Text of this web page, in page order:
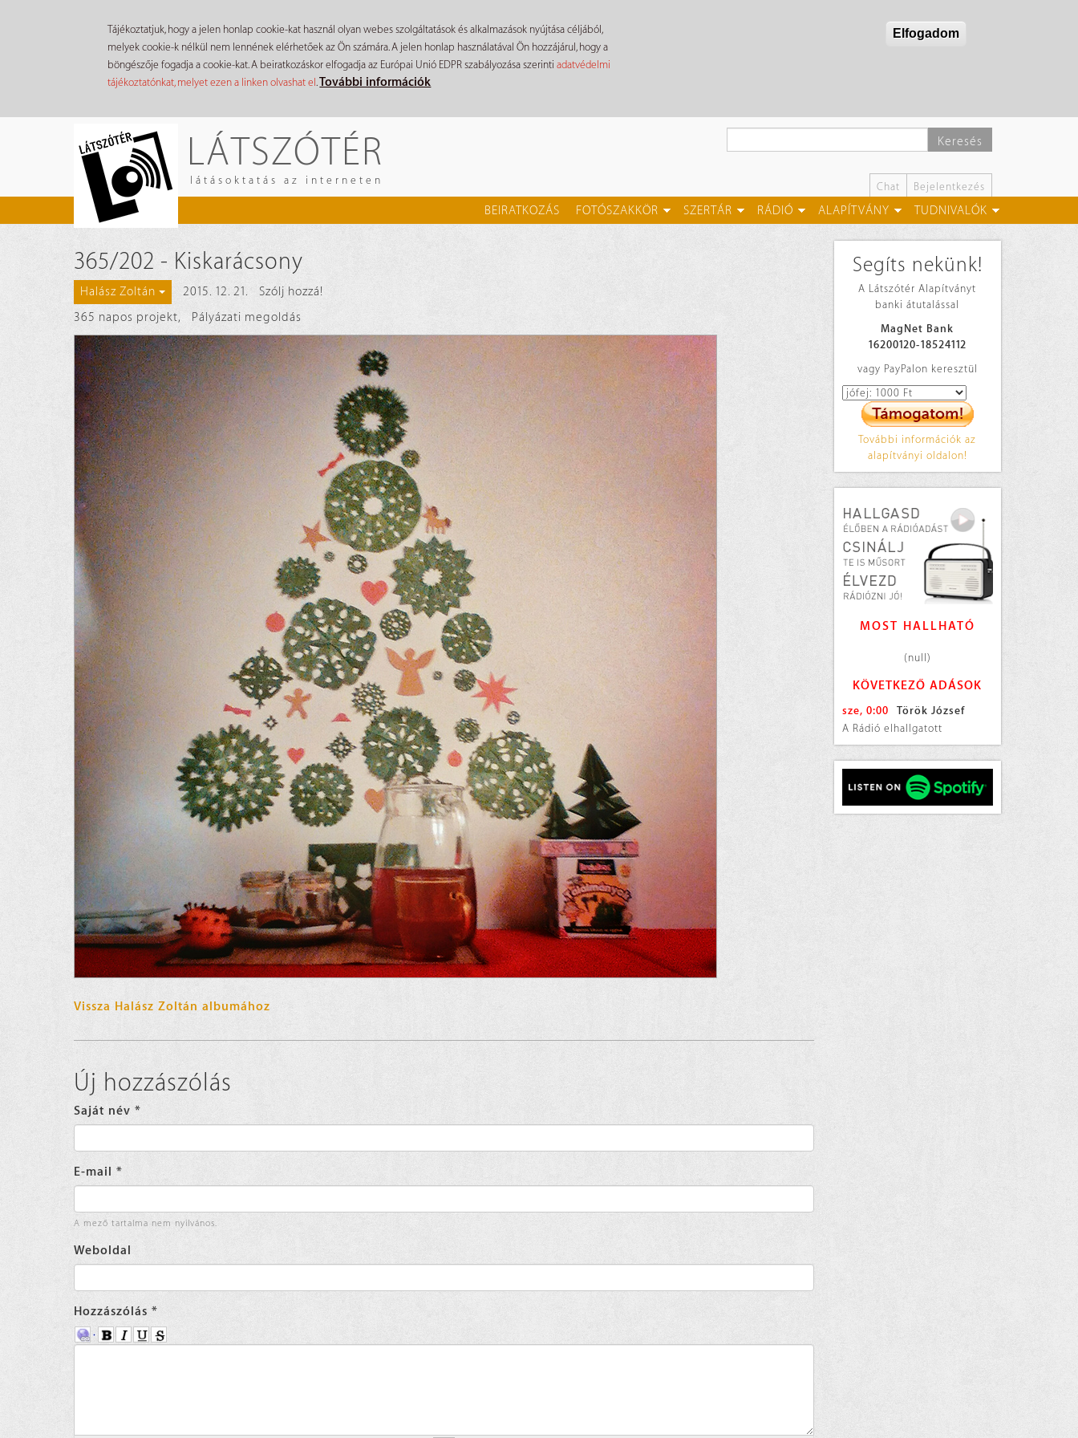
Tájékoztatjuk, hogy a jelen honlap cookie-kat használ olyan webes szolgáltatások és alkalmazások nyújtása céljából,
melyek cookie-k nélkül nem lennének elérhetőek az Ön számára. A jelen honlap használatával Ön hozzájárul, hogy a
böngészője fogadja a cookie-kat. A beiratkozáskor elfogadja az Európai Unió EDPR szabályozása szerintiadatvédelmi
tájékoztatónkat, melyet ezen a linken olvashat el.További információk
Elfogadom
LÁTSZÓTÉR
látásoktatás az interneten
Keresés
Chat Bejelentkezés
BEIRATKOZÁS FOTÓSZAKKÖR SZERTÁR RÁDIÓ ALAPÍTVÁNY TUDNIVALÓK
365/202 - Kiskarácsony
Halász Zoltán 2015. 12. 21.
Szólj hozzá!
365 napos projekt, Pályázati megoldás
Vissza Halász Zoltán albumához
Új hozzászólás
Saját név *
E-mail *
A mező tartalma nem nyilvános.
Weboldal
Hozzászólás *
Segíts nekünk!
A Látszótér Alapítványt
banki átutalással
MagNet Bank
16200120-18524112
vagy PayPalon keresztül
További információk az
alapítványi oldalon!
MOST HALLHATÓ
(null)
KÖVETKEZŐ ADÁSOK
sze, 0:00
Török József
A Rádió elhallgatott